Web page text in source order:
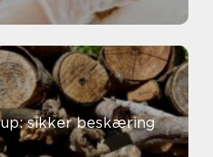
sikker beskæring